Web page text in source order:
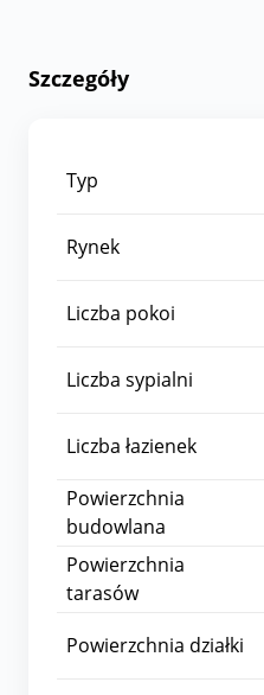
Szczegóły
Typ
Rynek
Liczba pokoi
Liczba sypialni
Liczba łazienek
Powierzchnia
budowlana
Powierzchnia
tarasów
Powierzchnia działki